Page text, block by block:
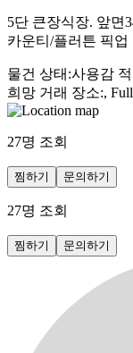
5단 큰장식장. 앞면
카운티/플러튼 픽업
물건 상태 :사용감
희망 거래 장소:,
27명 조회
찜하기 문의하기
27명 조회
찜하기 문의하기